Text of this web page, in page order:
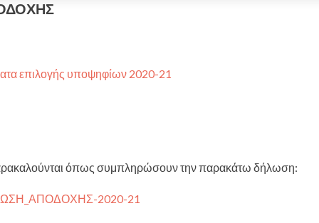
επιλογής υποψηφίων 2020-21
όπως συμπληρώσουν την παρακάτω δήλωση:
2020-21